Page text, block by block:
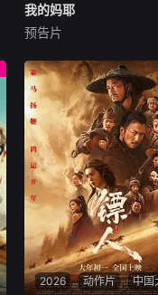
我的妈耶
马思纯
十一（黄明昊 饰）从小
张永勋（白客 饰）独自
大，自出生时就离世的
玉（马思纯 饰）对于他
是陌生人般的存在。处
叛逆期的十一，在自己
日这天意外发现了一本
的日记」。
我的妈耶
预告片
2026 动作片 中国